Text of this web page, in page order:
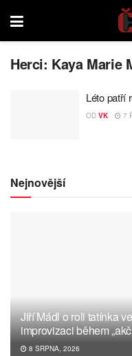
Herci: Kaya Marie
Léto patří
OD VK 7
Nejnovější
Jiří Mádl o roli tatínka
improvizaci během
8 SRPNA, 2026